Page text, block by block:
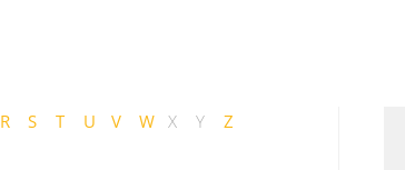
R S T U V W X Y Z